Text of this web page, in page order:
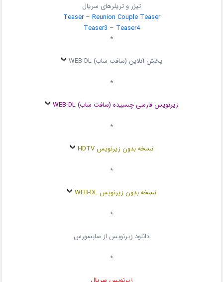
تیزر و تریلرهای سریال
Teaser– Reunion Couple Teaser
Teaser3 – Teaser4
*
پخش آنلاین (سافت ساب) WEB-DL
*
زیرنویس فارسی چسبیده (سافت ساب) WEB-DL
*
نسخه بدون زیرنویس HDTV
*
نسخه بدون زیرنویس WEB-DL
*
دانلود زیرنویس از سابسورس
*